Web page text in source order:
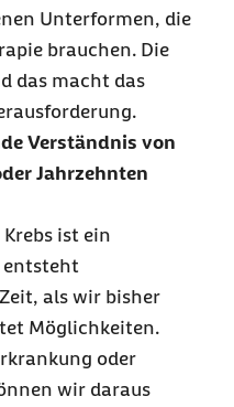
Unterformen, die
brauchen. Die
das macht das
Verständnis von
Jahrzehnten
Krebs ist ein
entsteht
als wir bisher
Möglichkeiten.
oder
wir daraus